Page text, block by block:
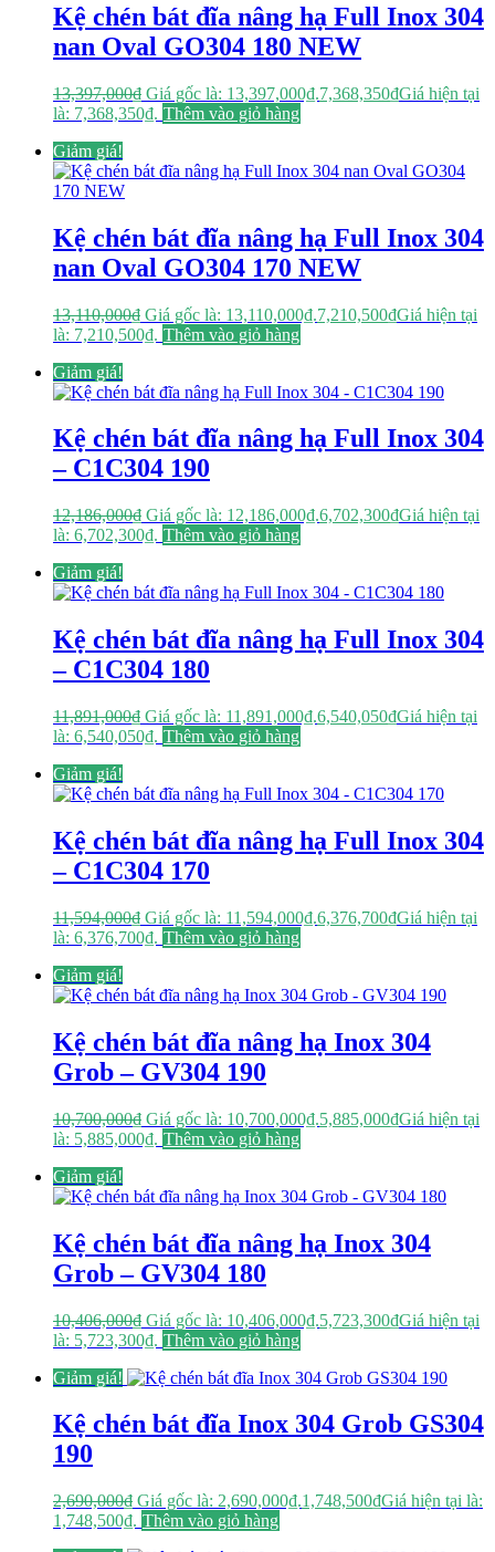
Kệ chén bát đĩa nâng hạ Full Inox 304
nan Oval GO304 180 NEW
13,397,000₫ Giá gốc là: 13,397,000₫.7,368,350₫Giá hiện tại
là: 7,368,350₫. Thêm vào giỏ hàng
Giảm giá!
Kệ chén bát đĩa nâng hạ Full Inox 304
nan Oval GO304 170 NEW
13,110,000₫ Giá gốc là: 13,110,000₫.7,210,500₫Giá hiện tại
là: 7,210,500₫. Thêm vào giỏ hàng
Giảm giá!
Kệ chén bát đĩa nâng hạ Full Inox 304
– C1C304 190
12,186,000₫ Giá gốc là: 12,186,000₫.6,702,300₫Giá hiện tại
là: 6,702,300₫. Thêm vào giỏ hàng
Giảm giá!
Kệ chén bát đĩa nâng hạ Full Inox 304
– C1C304 180
11,891,000₫ Giá gốc là: 11,891,000₫.6,540,050₫Giá hiện tại
là: 6,540,050₫. Thêm vào giỏ hàng
Giảm giá!
Kệ chén bát đĩa nâng hạ Full Inox 304
– C1C304 170
11,594,000₫ Giá gốc là: 11,594,000₫.6,376,700₫Giá hiện tại
là: 6,376,700₫. Thêm vào giỏ hàng
Giảm giá!
Kệ chén bát đĩa nâng hạ Inox 304
Grob – GV304 190
10,700,000₫ Giá gốc là: 10,700,000₫.5,885,000₫Giá hiện tại
là: 5,885,000₫. Thêm vào giỏ hàng
Giảm giá!
Kệ chén bát đĩa nâng hạ Inox 304
Grob – GV304 180
10,406,000₫ Giá gốc là: 10,406,000₫.5,723,300₫Giá hiện tại
là: 5,723,300₫. Thêm vào giỏ hàng
Giảm giá!
Kệ chén bát đĩa Inox 304 Grob GS304
190
2,690,000₫ Giá gốc là: 2,690,000₫.1,748,500₫Giá hiện tại là:
1,748,500₫. Thêm vào giỏ hàng